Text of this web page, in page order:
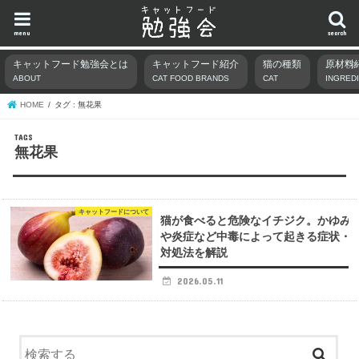
search
menu
キャットフード勉強会とは
ABOUT
キャットフード紹介
CAT FOOD BRANDS
猫の種類
CAT
原材料
HOME タグ : 無花果
無花果
キャットフードについて
猫が食べると危険なイチジク。かゆみ
や炎症など中毒によって起きる症状・
対処法を解説
2026.05.11